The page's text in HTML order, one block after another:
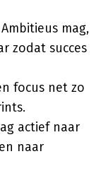
Ambitieus mag,
zodat succes
focus net zo
actief naar
naar